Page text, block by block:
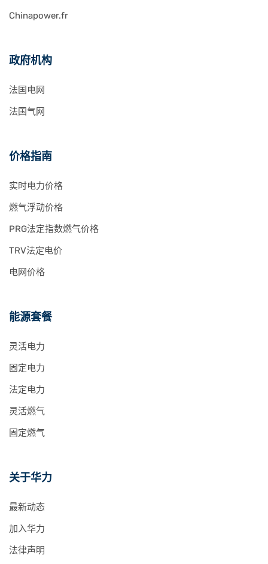
Chinapower.fr
政府机构
法国电网
法国气网
价格指南
实时电力价格
燃气浮动价格
PRG法定指数燃气价格
TRV法定电价
电网价格
能源套餐
灵活电力
固定电力
法定电力
灵活燃气
固定燃气
关于华力
最新动态
加入华力
法律声明